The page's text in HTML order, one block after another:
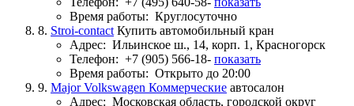
Время работы: Круглосуточно
8. Stroi-contact Купить автомобильный кран
Адрес: Ильинское ш., 14, корп. 1, Красногорск
Телефон: +7 (905) 566-18- показать
Время работы: Открыто до 20:00
9. Major Volkswagen Коммерческие автосалон
Адрес: Московская область, городской округ